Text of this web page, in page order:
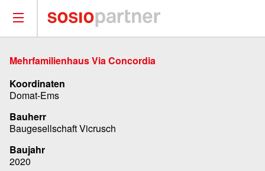
Mehrfamilienhaus Via Concordia
Koordinaten
Domat-Ems
Bauherr
Baugesellschaft Vicrusch
Baujahr
2020